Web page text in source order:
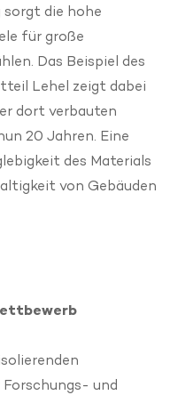
sorgt die hohe
für große
Das Beispiel des
Lehel zeigt dabei
dort verbauten
20 Jahren. Eine
des Materials
von Gebäuden
und